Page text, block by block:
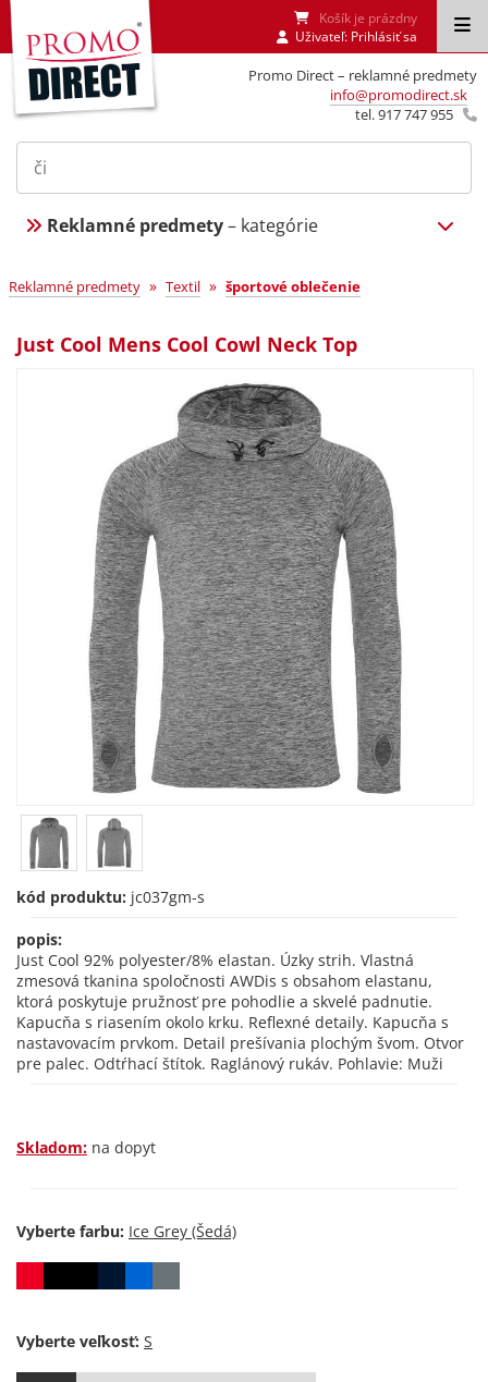
Promo Direct – reklamné predmety
info@promodirect.sk
tel. 917 747 955
Košík je prázdny
Uživateľ: Prihlásiť sa
Reklamné predmety– kategórie
Reklamné predmety » Textil » športové oblečenie
Just Cool Mens Cool Cowl Neck Top
kód produktu: jc037gm-s
popis:
Just Cool 92% polyester/8% elastan. Úzky strih. Vlastná
zmesová tkanina spoločnosti AWDis s obsahom elastanu,
ktorá poskytuje pružnosť pre pohodlie a skvelé padnutie.
Kapucňa s riasením okolo krku. Reflexné detaily. Kapucňa s
nastavovacím prvkom. Detail prešívania plochým švom. Otvor
pre palec. Odtŕhací štítok. Raglánový rukáv. Pohlavie: Muži
Skladom: na dopyt
Vyberte farbu:
Vyberte veľkosť: